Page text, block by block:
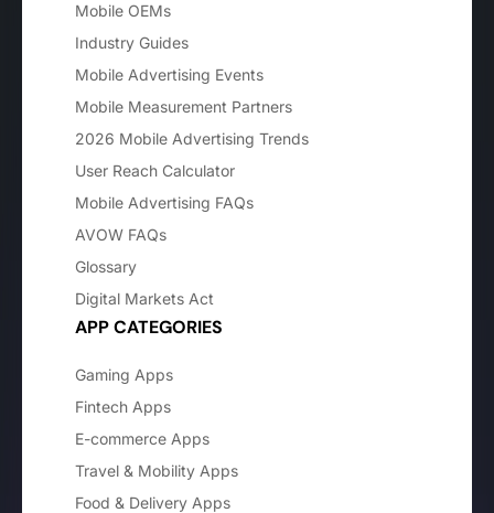
Mobile OEMs
Industry Guides
Mobile Advertising Events
Mobile Measurement Partners
2026 Mobile Advertising Trends
User Reach Calculator
Mobile Advertising FAQs
AVOW FAQs
Glossary
Digital Markets Act
APP CATEGORIES
Gaming Apps
Fintech Apps
E-commerce Apps
Travel & Mobility Apps
Food & Delivery Apps